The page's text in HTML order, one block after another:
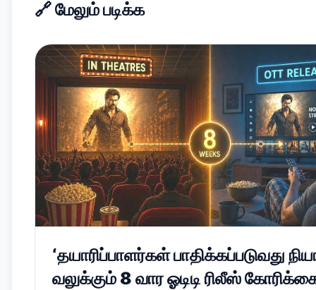
🔗மேலும் படிக்க
‘தயாரிப்பாளர்கள் பாதிக்கப்படுவது
வலுக்கும் 8 வார ஓடிடி ரிலீஸ்